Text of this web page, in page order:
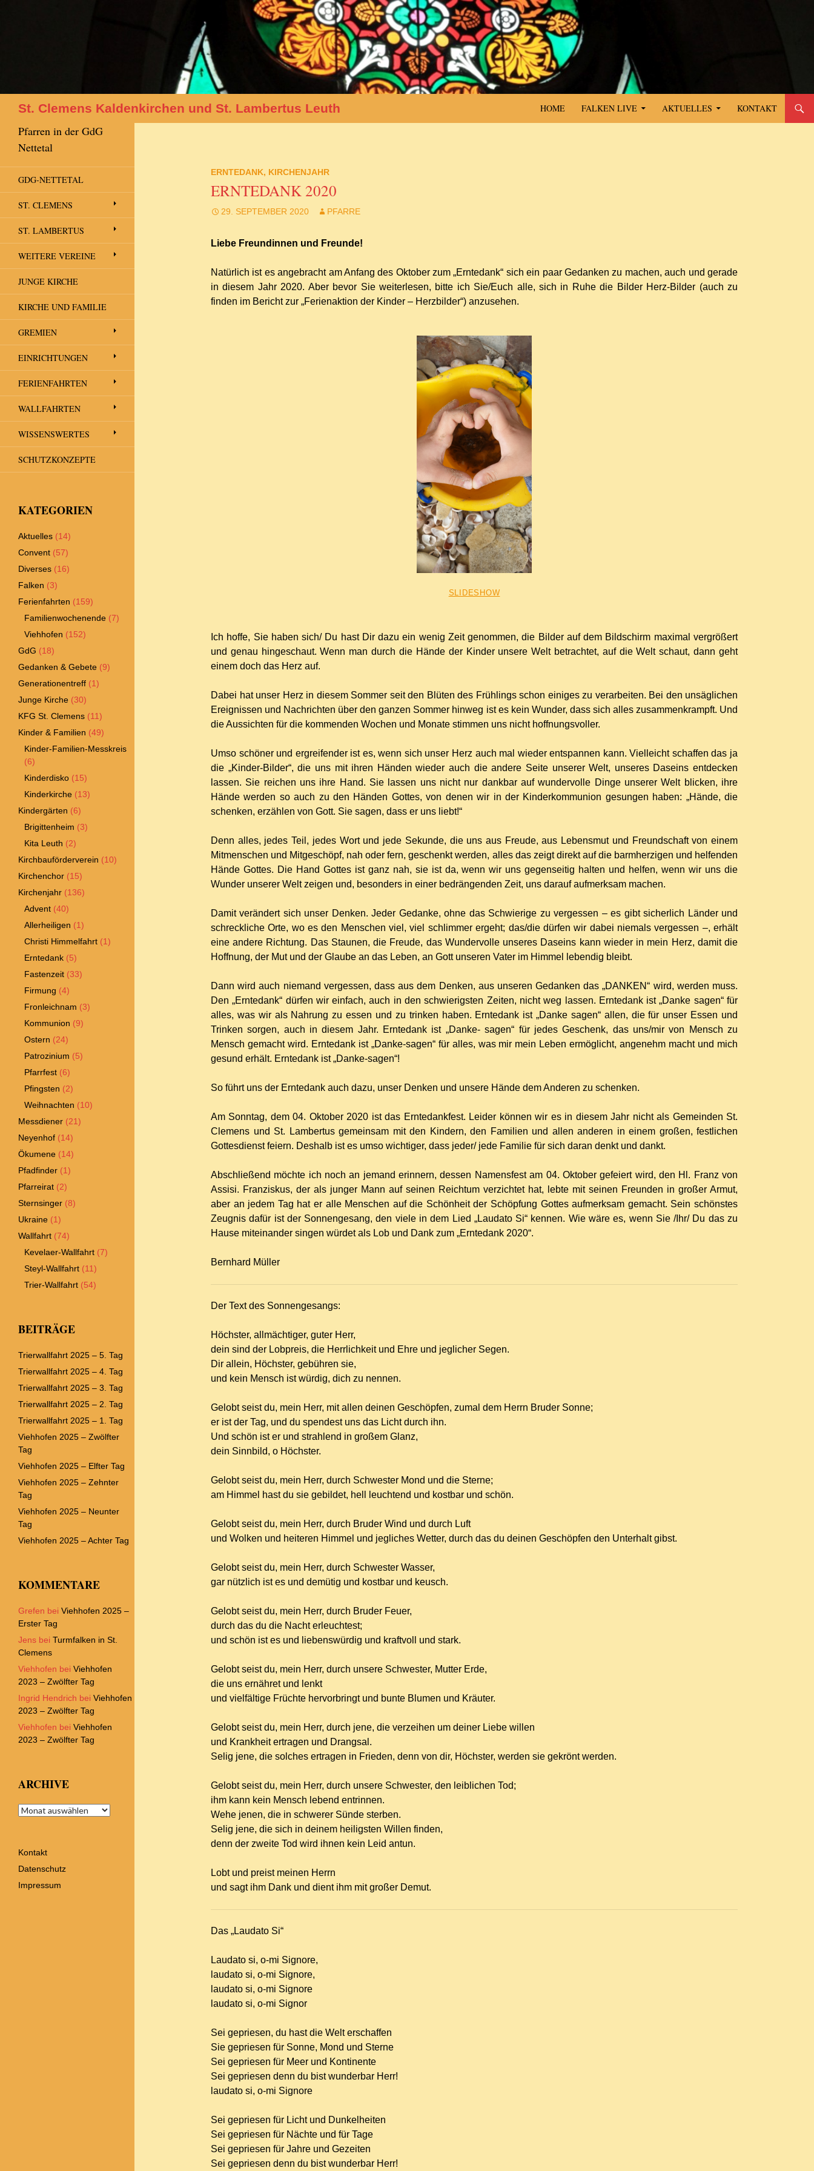
St. Clemens Kaldenkirchen und St. Lambertus Leuth HOME FALKEN LIVE AKTUELLES KONTAKT
ERNTEDANK, KIRCHENJAHR
ERNTEDANK 2020
29. SEPTEMBER 2020 PFARRE
Liebe Freundinnen und Freunde!
Natürlich ist es angebracht am Anfang des Oktober zum „Erntedank“ sich ein paar Gedanken zu machen, auch und gerade
in diesem Jahr 2020. Aber bevor Sie weiterlesen, bitte ich Sie/Euch alle, sich in Ruhe die Bilder Herz-Bilder (auch zu
finden im Bericht zur „Ferienaktion der Kinder – Herzbilder“) anzusehen.
SLIDESHOW
Ich hoffe, Sie haben sich/ Du hast Dir dazu ein wenig Zeit genommen, die Bilder auf dem Bildschirm maximal vergrößert
und genau hingeschaut. Wenn man durch die Hände der Kinder unsere Welt betrachtet, auf die Welt schaut, dann geht
einem doch das Herz auf.
Dabei hat unser Herz in diesem Sommer seit den Blüten des Frühlings schon einiges zu verarbeiten. Bei den unsäglichen
Ereignissen und Nachrichten über den ganzen Sommer hinweg ist es kein Wunder, dass sich alles zusammenkrampft. Und
die Aussichten für die kommenden Wochen und Monate stimmen uns nicht hoffnungsvoller.
Umso schöner und ergreifender ist es, wenn sich unser Herz auch mal wieder entspannen kann. Vielleicht schaffen das ja
die „Kinder-Bilder“, die uns mit ihren Händen wieder auch die andere Seite unserer Welt, unseres Daseins entdecken
lassen. Sie reichen uns ihre Hand. Sie lassen uns nicht nur dankbar auf wundervolle Dinge unserer Welt blicken, ihre
Hände werden so auch zu den Händen Gottes, von denen wir in der Kinderkommunion gesungen haben: „Hände, die
schenken, erzählen von Gott. Sie sagen, dass er uns liebt!“
Denn alles, jedes Teil, jedes Wort und jede Sekunde, die uns aus Freude, aus Lebensmut und Freundschaft von einem
Mitmenschen und Mitgeschöpf, nah oder fern, geschenkt werden, alles das zeigt direkt auf die barmherzigen und helfenden
Hände Gottes. Die Hand Gottes ist ganz nah, sie ist da, wenn wir uns gegenseitig halten und helfen, wenn wir uns die
Wunder unserer Welt zeigen und, besonders in einer bedrängenden Zeit, uns darauf aufmerksam machen.
Damit verändert sich unser Denken. Jeder Gedanke, ohne das Schwierige zu vergessen – es gibt sicherlich Länder und
schreckliche Orte, wo es den Menschen viel, viel schlimmer ergeht; das/die dürfen wir dabei niemals vergessen –, erhält
eine andere Richtung. Das Staunen, die Freude, das Wundervolle unseres Daseins kann wieder in mein Herz, damit die
Hoffnung, der Mut und der Glaube an das Leben, an Gott unseren Vater im Himmel lebendig bleibt.
Dann wird auch niemand vergessen, dass aus dem Denken, aus unseren Gedanken das „DANKEN“ wird, werden muss.
Den „Erntedank“ dürfen wir einfach, auch in den schwierigsten Zeiten, nicht weg lassen. Erntedank ist „Danke sagen“ für
alles, was wir als Nahrung zu essen und zu trinken haben. Erntedank ist „Danke sagen“ allen, die für unser Essen und
Trinken sorgen, auch in diesem Jahr. Erntedank ist „Danke- sagen“ für jedes Geschenk, das uns/mir von Mensch zu
Mensch gemacht wird. Erntedank ist „Danke-sagen“ für alles, was mir mein Leben ermöglicht, angenehm macht und mich
gesund erhält. Erntedank ist „Danke-sagen“!
So führt uns der Erntedank auch dazu, unser Denken und unsere Hände dem Anderen zu schenken.
Am Sonntag, dem 04. Oktober 2020 ist das Erntedankfest. Leider können wir es in diesem Jahr nicht als Gemeinden St.
Clemens und St. Lambertus gemeinsam mit den Kindern, den Familien und allen anderen in einem großen, festlichen
Gottesdienst feiern. Deshalb ist es umso wichtiger, dass jeder/ jede Familie für sich daran denkt und dankt.
Abschließend möchte ich noch an jemand erinnern, dessen Namensfest am 04. Oktober gefeiert wird, den Hl. Franz von
Assisi. Franziskus, der als junger Mann auf seinen Reichtum verzichtet hat, lebte mit seinen Freunden in großer Armut,
aber an jedem Tag hat er alle Menschen auf die Schönheit der Schöpfung Gottes aufmerksam gemacht. Sein schönstes
Zeugnis dafür ist der Sonnengesang, den viele in dem Lied „Laudato Si“ kennen. Wie wäre es, wenn Sie /Ihr/ Du das zu
Hause miteinander singen würdet als Lob und Dank zum „Erntedank 2020“.
Bernhard Müller
Der Text des Sonnengesangs:
Höchster, allmächtiger, guter Herr,
dein sind der Lobpreis, die Herrlichkeit und Ehre und jeglicher Segen.
Dir allein, Höchster, gebühren sie,
und kein Mensch ist würdig, dich zu nennen.
Gelobt seist du, mein Herr, mit allen deinen Geschöpfen, zumal dem Herrn Bruder Sonne;
er ist der Tag, und du spendest uns das Licht durch ihn.
Und schön ist er und strahlend in großem Glanz,
dein Sinnbild, o Höchster.
Gelobt seist du, mein Herr, durch Schwester Mond und die Sterne;
am Himmel hast du sie gebildet, hell leuchtend und kostbar und schön.
Gelobt seist du, mein Herr, durch Bruder Wind und durch Luft
und Wolken und heiteren Himmel und jegliches Wetter, durch das du deinen Geschöpfen den Unterhalt gibst.
Gelobt seist du, mein Herr, durch Schwester Wasser,
gar nützlich ist es und demütig und kostbar und keusch.
Gelobt seist du, mein Herr, durch Bruder Feuer,
durch das du die Nacht erleuchtest;
und schön ist es und liebenswürdig und kraftvoll und stark.
Gelobt seist du, mein Herr, durch unsere Schwester, Mutter Erde,
die uns ernähret und lenkt
und vielfältige Früchte hervorbringt und bunte Blumen und Kräuter.
Gelobt seist du, mein Herr, durch jene, die verzeihen um deiner Liebe willen
und Krankheit ertragen und Drangsal.
Selig jene, die solches ertragen in Frieden, denn von dir, Höchster, werden sie gekrönt werden.
Gelobt seist du, mein Herr, durch unsere Schwester, den leiblichen Tod;
ihm kann kein Mensch lebend entrinnen.
Wehe jenen, die in schwerer Sünde sterben.
Selig jene, die sich in deinem heiligsten Willen finden,
denn der zweite Tod wird ihnen kein Leid antun.
Lobt und preist meinen Herrn
und sagt ihm Dank und dient ihm mit großer Demut.
Das „Laudato Si“
Laudato si, o-mi Signore,
laudato si, o-mi Signore,
laudato si, o-mi Signore
laudato si, o-mi Signor
Sei gepriesen, du hast die Welt erschaffen
Sie gepriesen für Sonne, Mond und Sterne
Sei gepriesen für Meer und Kontinente
Sei gepriesen denn du bist wunderbar Herr!
laudato si, o-mi Signore
Sei gepriesen für Licht und Dunkelheiten
Sei gepriesen für Nächte und für Tage
Sei gepriesen für Jahre und Gezeiten
Sei gepriesen denn du bist wunderbar Herr!
Pfarren in der GdG
Nettetal
GDG-NETTETAL
ST. CLEMENS
ST. LAMBERTUS
WEITERE VEREINE
JUNGE KIRCHE
KIRCHE UND FAMILIE
GREMIEN
EINRICHTUNGEN
FERIENFAHRTEN
WALLFAHRTEN
WISSENSWERTES
SCHUTZKONZEPTE
KATEGORIEN
Aktuelles (14)
Convent (57)
Diverses (16)
Falken (3)
Ferienfahrten (159)
Familienwochenende (7)
Viehhofen (152)
GdG (18)
Gedanken & Gebete (9)
Generationentreff (1)
Junge Kirche (30)
KFG St. Clemens (11)
Kinder & Familien (49)
Kinder-Familien-Messkreis
(6)
Kinderdisko (15)
Kinderkirche (13)
Kindergärten (6)
Brigittenheim (3)
Kita Leuth (2)
Kirchbauförderverein (10)
Kirchenchor (15)
Kirchenjahr (136)
Advent (40)
Allerheiligen (1)
Christi Himmelfahrt (1)
Erntedank (5)
Fastenzeit (33)
Firmung (4)
Fronleichnam (3)
Kommunion (9)
Ostern (24)
Patrozinium (5)
Pfarrfest (6)
Pfingsten (2)
Weihnachten (10)
Messdiener (21)
Neyenhof (14)
Ökumene (14)
Pfadfinder (1)
Pfarreirat (2)
Sternsinger (8)
Ukraine (1)
Wallfahrt (74)
Kevelaer-Wallfahrt (7)
Steyl-Wallfahrt (11)
Trier-Wallfahrt (54)
BEITRÄGE
Trierwallfahrt 2025 – 5. Tag
Trierwallfahrt 2025 – 4. Tag
Trierwallfahrt 2025 – 3. Tag
Trierwallfahrt 2025 – 2. Tag
Trierwallfahrt 2025 – 1. Tag
Viehhofen 2025 – Zwölfter
Tag
Viehhofen 2025 – Elfter Tag
Viehhofen 2025 – Zehnter
Tag
Viehhofen 2025 – Neunter
Tag
Viehhofen 2025 – Achter Tag
KOMMENTARE
Grefen bei Viehhofen 2025 –
Erster Tag
Jens bei Turmfalken in St.
Clemens
Viehhofen bei Viehhofen
2023 – Zwölfter Tag
Ingrid Hendrich bei Viehhofen
2023 – Zwölfter Tag
Viehhofen bei Viehhofen
2023 – Zwölfter Tag
ARCHIVE
Archive
Kontakt
Datenschutz
Impressum